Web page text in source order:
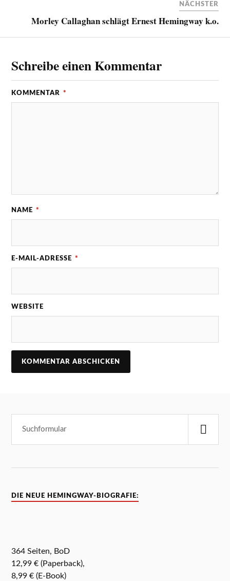
NÄCHSTER
Morley Callaghan schlägt Ernest Hemingway k.o.
Schreibe einen Kommentar
KOMMENTAR *
NAME *
E-MAIL-ADRESSE *
WEBSITE
DIE NEUE HEMINGWAY-BIOGRAFIE:
364 Seiten, BoD
12,99 € (Paperback),
8,99 € (E-Book)